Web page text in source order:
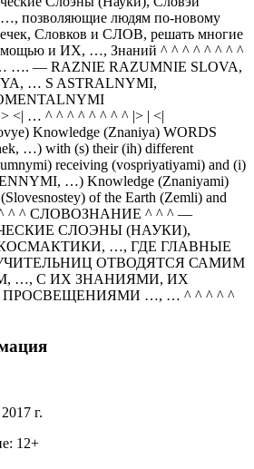
позволяющие людям по-новому
Словков и СЛОВ, решать многие
и ИХ, …, Знаний ^ ^ ^ ^ ^ ^ ^ ^
…. — RAZNIE RAZUMNIE SLOVA,
… S ASTRALNYMI,
<| … ^ ^ ^ ^ ^ ^ ^ ^ |> | <|
Knowledge (Znaniya) WORDS
…) with (s) their (ih) different
receiving (vospriyatiyami) and (i)
…) Knowledge (Znaniyami)
of the Earth (Zemli) and
^ ^ ^ СЛОВОЗНАНИЕ ^ ^ ^ —
СЛОЭНЫ (НАУКИ),
…, ГДЕ ГЛАВНЫЕ
ОТВОДЯТСЯ САМИМ
…, С ИХ ЗНАНИЯМИ, ИХ
…, … ^ ^ ^ ^ ^
г.
12+